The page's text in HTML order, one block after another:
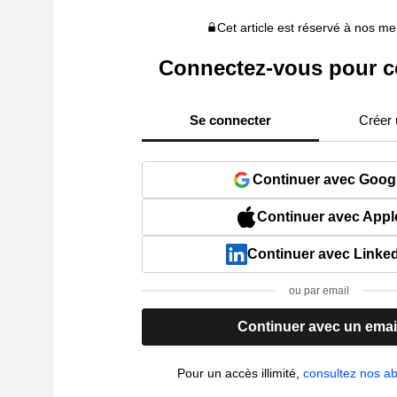
Cet article est réservé à nos
Connectez-vous pour
Se connecter Créer
Continuer avec
Continuer avec
Continuer avec
ou par email
Continuer avec un email
Pour un accès illimité,consultez nos